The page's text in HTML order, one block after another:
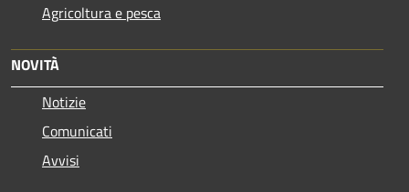
Agricoltura e pesca
NOVITÀ
Notizie
Comunicati
Avvisi